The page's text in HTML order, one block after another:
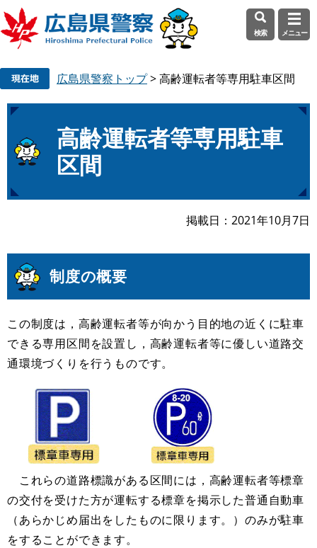
の
。
ー
て
検索 メニュー
広島県警察トップ>高齢運転者等専用駐車区間
文
高齢運転者等専用駐車
区間
掲載日 2021年10月7日
制度の概要
この制度は，高齢運転者等が向かう目的地の近くに駐車
できる専用区間を設置し，高齢運転者等に優しい道路交
通環境づくりを行うものです。
これらの道路標識がある区間には，高齢運転者等標章
の交付を受けた方が運転する標章を掲示した普通自動車
（あらかじめ届出をしたものに限ります。）のみが駐車
をすることができます。